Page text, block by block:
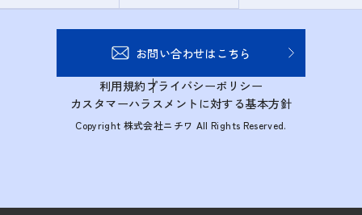
お問い合わせはこちら
利用規約プライバシーポリシー
カスタマーハラスメントに対する基本方針
Copyright 株式会社ニチワ All Rights Reserved.